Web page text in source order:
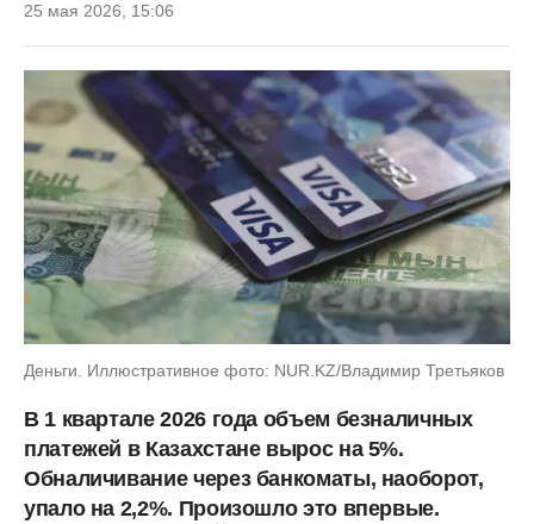
25 мая 2026, 15:06
Деньги. Иллюстративное фото: NUR.KZ/Владимир Третьяков
В 1 квартале 2026 года объем безналичных
платежей в Казахстане вырос на 5%.
Обналичивание через банкоматы, наоборот,
упало на 2,2%. Произошло это впервые.